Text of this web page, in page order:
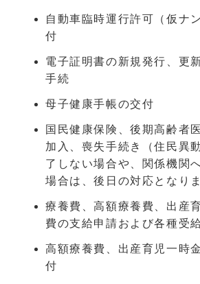
自動車臨時運行許可（仮ナ
付
電子証明書の新規発行、更
手続
母子健康手帳の交付
国民健康保険、後期高齢者
加入、喪失手続き（住民異
了しない場合や、関係機関
場合は、後日の対応となりま
療養費、高額療養費、出産
費の支給申請および各種受
高額療養費、出産育児一時
付